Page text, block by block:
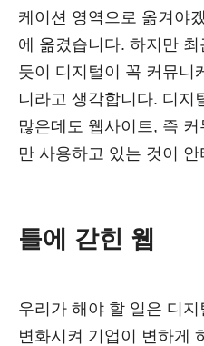
케이션 영역으로 옮겨야
에 옮겼습니다. 하지만
듯이 디지털이 꼭 커뮤니
니라고 생각합니다. 디지
많은데도 웹사이트, 즉
만 사용하고 있는 것이
틀에 갇힌 웹
우리가 해야 할 일은 디
변화시켜 기업이 변하게